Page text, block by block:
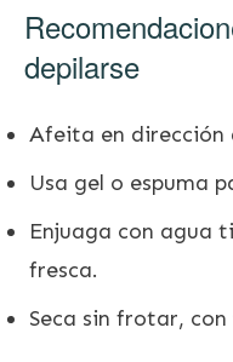
depilarse
Afeita en dirección
Usa gel o espuma
Enjuaga con agua
fresca.
Seca sin frotar, con